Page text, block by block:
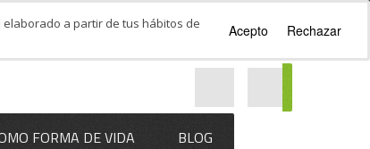
FORMA DE VIDA BLOG
a partir de tus hábitos de
Acepto Rechazar